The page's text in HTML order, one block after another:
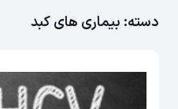
دسته: بیماری های کبد